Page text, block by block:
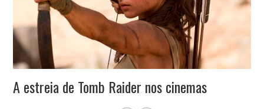
A estreia de Tomb Raider nos cinemas